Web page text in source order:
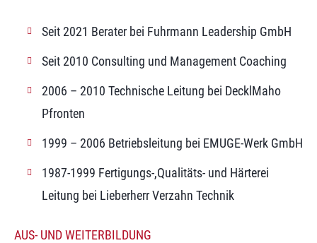
Seit 2021 Berater bei Fuhrmann Leadership GmbH
Seit 2010 Consulting und Management Coaching
2006 – 2010 Technische Leitung bei DecklMaho
Pfronten
1999 – 2006 Betriebsleitung bei EMUGE-Werk GmbH
1987-1999 Fertigungs-,Qualitäts- und Härterei
Leitung bei Lieberherr Verzahn Technik
AUS- UND WEITERBILDUNG